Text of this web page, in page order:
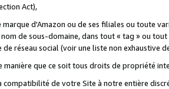
Act),
d'Amazon ou de ses filiales ou toute
de sous-domaine, dans tout « tag » ou
réseau social (voir une liste non exhaustive
manière que ce soit tous droits de propriété
compatibilité de votre Site à notre entière